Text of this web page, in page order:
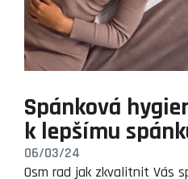
Spánková
k lepšímu
06/03/24
Osm rad jak zkvalitnit Vás